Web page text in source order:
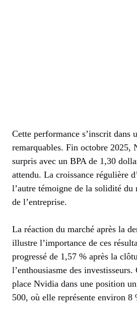
Cette performance s’inscrit dans
remarquables. Fin octobre 2025,
surpris avec un BPA de 1,30
attendu. La croissance régulière
l’autre témoigne de la solidité du
de l’entreprise.
La réaction du marché après la
illustre l’importance de ces
progressé de 1,57 % après la
l’enthousiasme des
place Nvidia dans une position
500, où elle représente environ 8